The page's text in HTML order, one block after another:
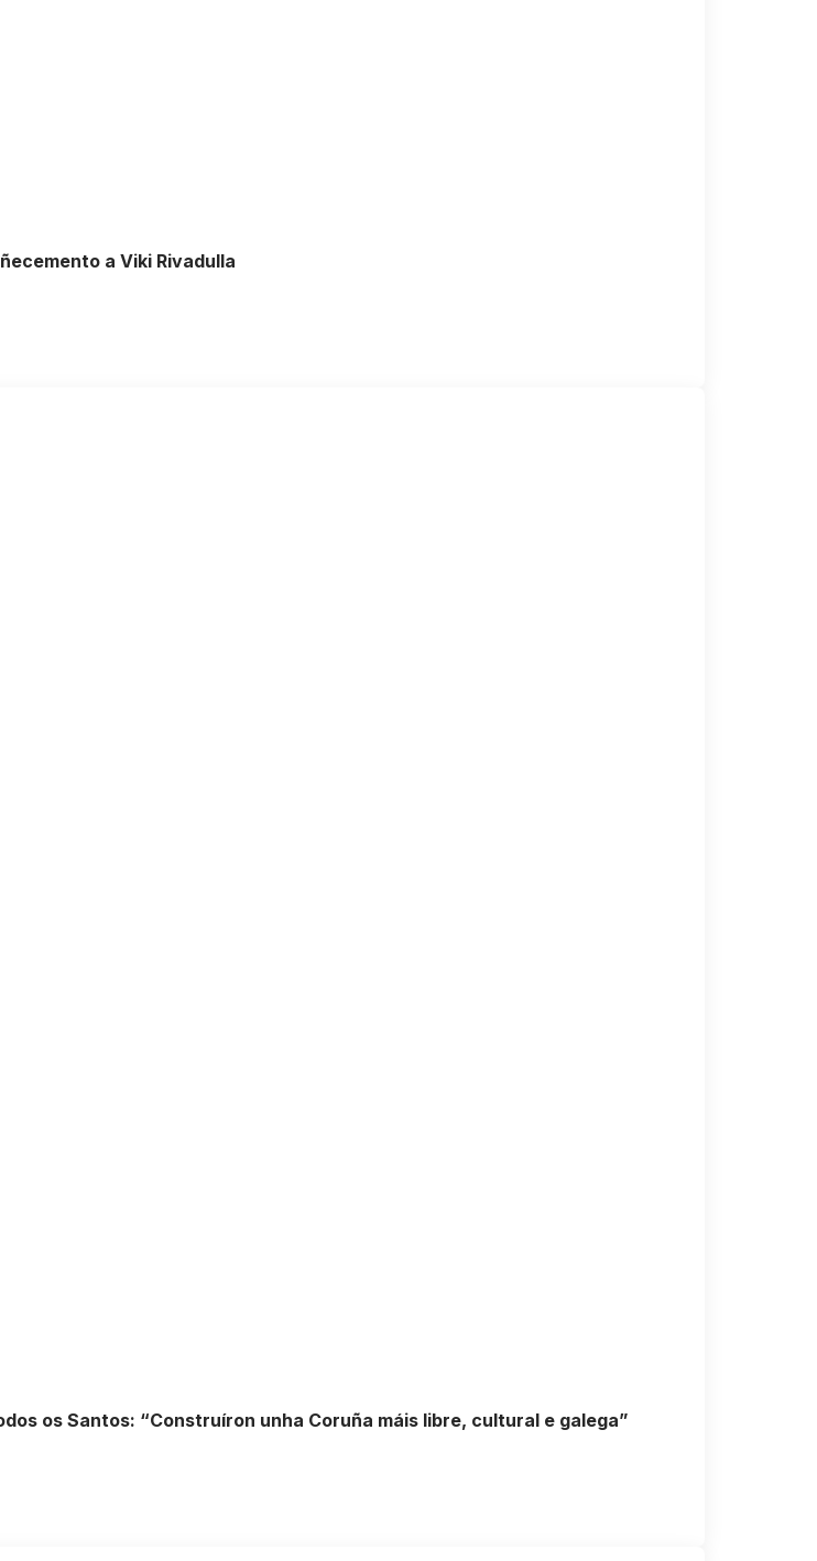
a Viki Rivadulla
os Santos: “Construíron unha Coruña máis libre, cultural e galega”